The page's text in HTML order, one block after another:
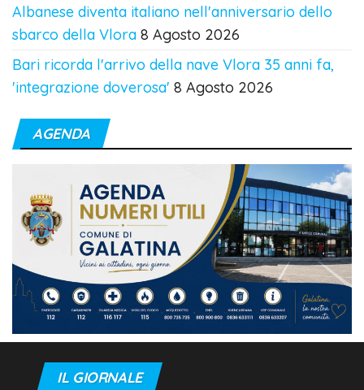
Albanese diventa italiano nell'anniversario dello
sbarco della Vlora 8 Agosto 2026
Bari ricorda l'arrivo della nave Vlora 35 anni fa,
'integrazione doverosa' 8 Agosto 2026
AGENDA
IL GIORNALE